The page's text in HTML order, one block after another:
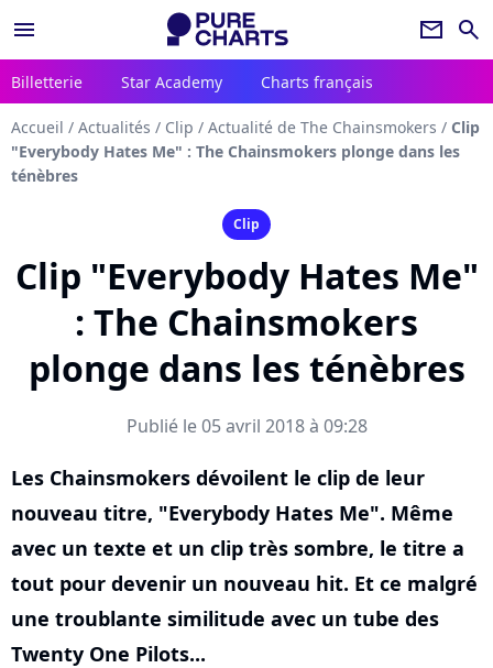
menu newsletter search
Billetterie Star Academy Charts français
Accueil / Actualités / Clip / Actualité de The Chainsmokers / Clip
"Everybody Hates Me" : The Chainsmokers plonge dans les
ténèbres
Clip
Clip "Everybody Hates Me"
: The Chainsmokers
plonge dans les ténèbres
Publié le 05 avril 2018 à 09:28
Les Chainsmokers dévoilent le clip de leur
nouveau titre, "Everybody Hates Me". Même
avec un texte et un clip très sombre, le titre a
tout pour devenir un nouveau hit. Et ce malgré
une troublante similitude avec un tube des
Twenty One Pilots...